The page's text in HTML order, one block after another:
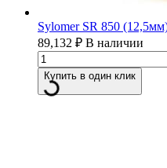
Sylomer SR 850
89,132 ₽ В наличии
Купить в один клик